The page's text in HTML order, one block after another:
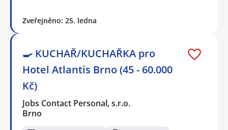
Zveřejněno: 25. ledna
🍳 KUCHAŘ/KUCHAŘKA pro
Hotel Atlantis Brno (45 - 60.000
Kč)
Jobs Contact Personal, s.r.o.
Brno